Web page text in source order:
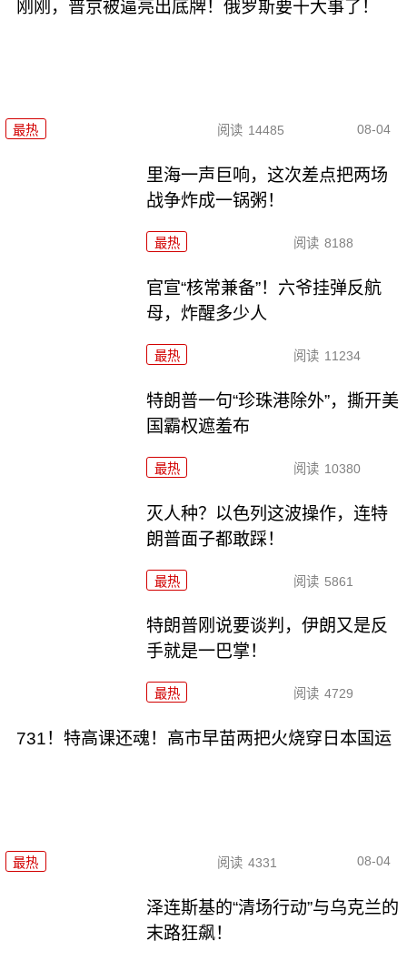
刚刚，普京被逼亮出底牌！俄罗斯要干大事了！
最热 阅读 14485 08-04
里海一声巨响，这次差点把两场
战争炸成一锅粥！
最热 阅读 8188
官宣“核常兼备”！六爷挂弹反航
母，炸醒多少人
最热 阅读 11234
特朗普一句“珍珠港除外”，撕开美
国霸权遮羞布
最热 阅读 10380
灭人种？以色列这波操作，连特
朗普面子都敢踩！
最热 阅读 5861
特朗普刚说要谈判，伊朗又是反
手就是一巴掌！
最热 阅读 4729
731！特高课还魂！高市早苗两把火烧穿日本国运
最热 阅读 4331 08-04
泽连斯基的“清场行动”与乌克兰的
末路狂飙！